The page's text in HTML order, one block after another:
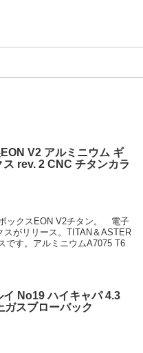
V2 アルミニウム ギ
ス rev. 2 CNC チタンカラ
ックスEON V2チタン。 電子
スがリリース。TITAN＆ASTER
です。アルミニウムA7075 T6
イ No19 ハイキャパ 4.3
ガスブローバック